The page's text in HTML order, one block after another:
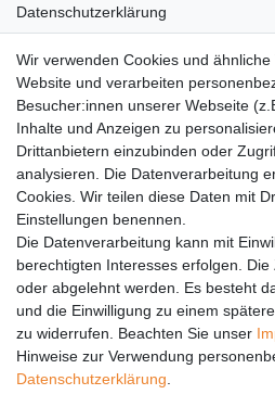
Datenschutzerklärung
Barrierefreiheit
Anleitungen
Vertrag widerrufen
PARTNER
DHL
GLS
PaketPLUS
SPONSORING
Wir verwenden Cookies und
Website und verarbeiten
Besucher:innen unserer Webseite
Inhalte und Anzeigen zu
Drittanbietern einzubinden oder
analysieren. Die Datenverarbeitung
Cookies. Wir teilen diese Daten mit
Einstellungen benennen.
Die Datenverarbeitung kann mit
berechtigten Interesses erfolgen.
oder abgelehnt werden. Es besteht
und die Einwilligung zu einem
zu widerrufen. Beachten Sie unser
Hinweise zur Verwendung
Daten­schutz­erklärung